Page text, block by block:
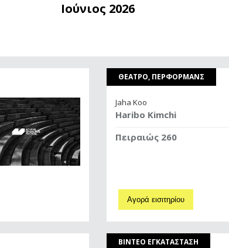
Ιούνιος 2026
ΘΕΑΤΡΟ, ΠΕΡΦΟΡΜΑΝΣ
Jaha Koo
Haribo Kimchi
Πειραιώς 260
Αγορά εισιτηρίου
ΒΙΝΤΕΟ ΕΓΚΑΤΑΣΤΑΣΗ